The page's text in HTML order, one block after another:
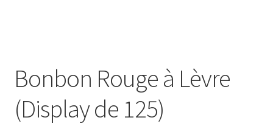
Menthol
Briquets
Bonbon Rouge à Lèvre
(Display de 125)